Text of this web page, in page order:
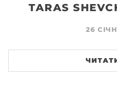
TARAS
26